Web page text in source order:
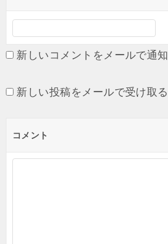
新しいコメントをメールで通知
新しい投稿をメールで受け取る
コメント